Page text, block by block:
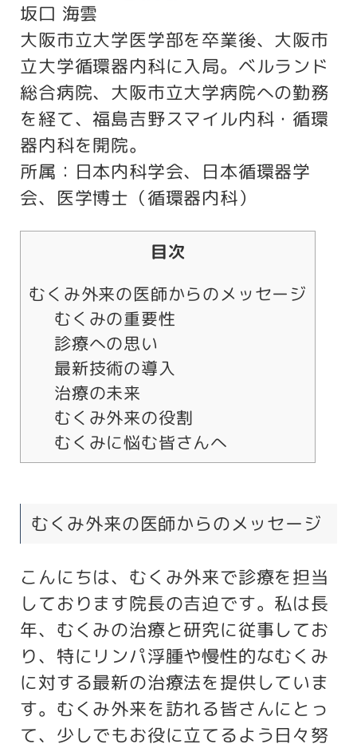
坂口 海雲
大阪市立大学医学部を卒業後、大阪市
立大学循環器内科に入局。ベルランド
総合病院、大阪市立大学病院への勤務
を経て、福島吉野スマイル内科・循環
器内科を開院。
所属： 日本内科学会、 日本循環器学
会、医学博士（循環器内科）
目次
むくみ外来の医師からのメッセージ
むくみの重要性
診療への思い
最新技術の導入
治療の未来
むくみ外来の役割
むくみに悩む皆さんへ
むくみ外来の医師からのメッセージ
こんにちは、むくみ外来で診療を担当
しております院長の吉迫です。私は長
年、むくみの治療と研究に従事してお
り、特にリンパ浮腫や慢性的なむくみ
に対する最新の治療法を提供していま
す。むくみ外来を訪れる皆さんにとっ
て、少しでもお役に立てるよう日々努